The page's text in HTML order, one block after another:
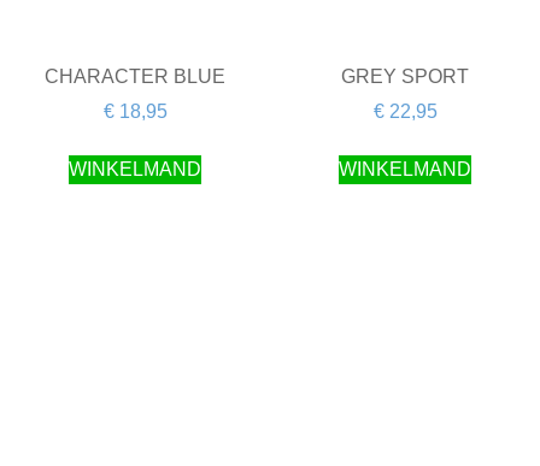
CHARACTER BLUE
€18,95
WINKELMAND
GREY SPORT
€22,95
WINKELMAND